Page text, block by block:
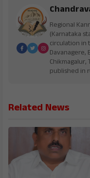
Regional
(Karnataka
circulation in
Davanagere,
published in
Related News